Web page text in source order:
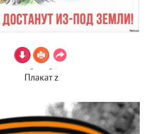
Плакат z